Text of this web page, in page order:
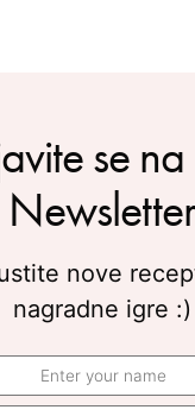
se
Newsletter
nove
nagradne igre :)